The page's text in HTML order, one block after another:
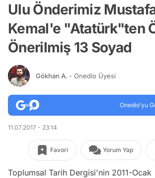
Ulu Önderimiz
Kemal'e "Atatürk"ten
Önerilmiş 13 Soyad
Gökhan A. - Onedio Üyesi
Onedio’yu
11.07.2017 - 23:14
Favori Yorum Yap
Toplumsal Tarih Dergisi'nin 2011-Ocak